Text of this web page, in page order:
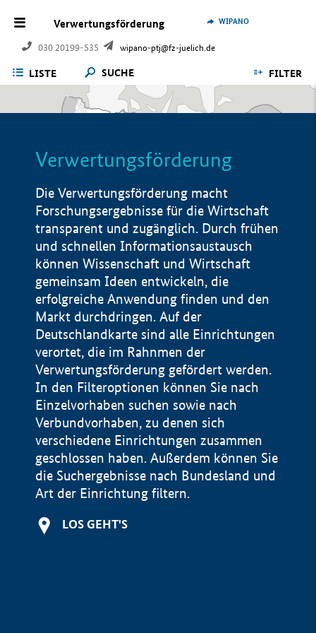
Verwertungsförderung
030 20199-535 wipano-ptj@fz-juelich.de
WIPANO
LISTE SUCHE FILTER
Verwertungsförderung
Die Verwertungsförderung macht
Forschungsergebnisse für die Wirtschaft
transparent und zugänglich. Durch frühen
und schnellen Informationsaustausch
können Wissenschaft und Wirtschaft
gemeinsam Ideen entwickeln, die
erfolgreiche Anwendung finden und den
Markt durchdringen. Auf der
Deutschlandkarte sind alle Einrichtungen
verortet, die im Rahnmen der
Verwertungsförderung gefördert werden.
In den Filteroptionen können Sie nach
Einzelvorhaben suchen sowie nach
Verbundvorhaben, zu denen sich
verschiedene Einrichtungen zusammen
geschlossen haben. Außerdem können Sie
die Suchergebnisse nach Bundesland und
Art der Einrichtung filtern.
LOS GEHT'S